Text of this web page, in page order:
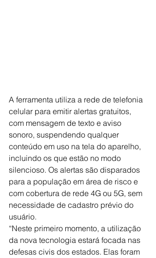
A ferramenta utiliza a rede de telefonia
celular para emitir alertas gratuitos,
com mensagem de texto e aviso
sonoro, suspendendo qualquer
conteúdo em uso na tela do aparelho,
incluindo os que estão no modo
silencioso. Os alertas são disparados
para a população em área de risco e
com cobertura de rede 4G ou 5G, sem
necessidade de cadastro prévio do
usuário.
“Neste primeiro momento, a utilização
da nova tecnologia estará focada nas
defesas civis dos estados. Elas foram